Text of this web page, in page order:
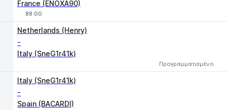
France (ENOXA90)
88:00
Netherlands (Henry)
-
Italy (SneG1r41k)
Προγραμματισμένο
Italy (SneG1r41k)
-
Spain (BACARDI)